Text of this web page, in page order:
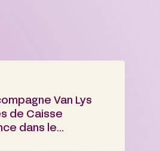
Van Lys
de Caisse
dans le